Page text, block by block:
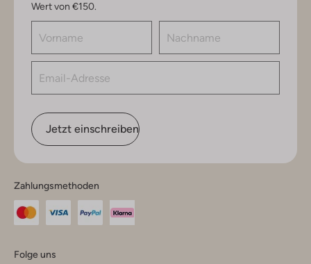
Wert von €150.
Jetzt einschreiben
Zahlungsmethoden
Folge uns